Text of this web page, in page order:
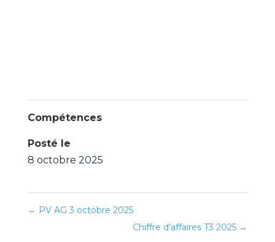
Compétences
Posté le
8 octobre 2025
← PV AG 3 octobre 2025
Chiffre d’affaires T3 2025 →